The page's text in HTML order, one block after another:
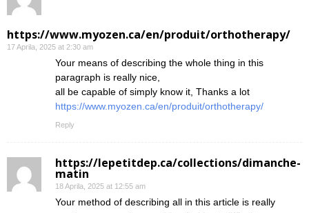
https://www.myozen.ca/en/produit/orthotherapy/
17 Aprila, 2025 at 2:30 am
Your means of describing the whole thing in this
paragraph is really nice,
all be capable of simply know it, Thanks a lot
https://www.myozen.ca/en/produit/orthotherapy/
Reply
https://lepetitdep.ca/collections/dimanche-
matin
18 Aprila, 2025 at 12:55 am
Your method of describing all in this article is really